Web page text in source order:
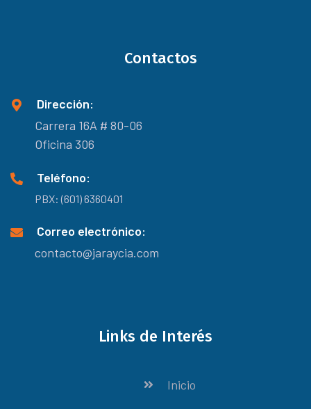
Contactos
Dirección:
Carrera 16A # 80-06
Oficina 306
Teléfono:
PBX: (601) 6360401
Correo electrónico:
contacto@jaraycia.com
Links de Interés
Inicio